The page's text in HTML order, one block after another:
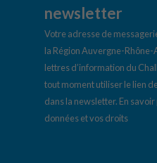
newsletter
Votre adresse de
la Région Auvergne-
lettres d’information du
tout moment utiliser le lien
dans la newsletter. En
données et vos droits